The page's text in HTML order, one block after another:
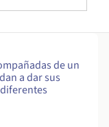
de un
a dar sus